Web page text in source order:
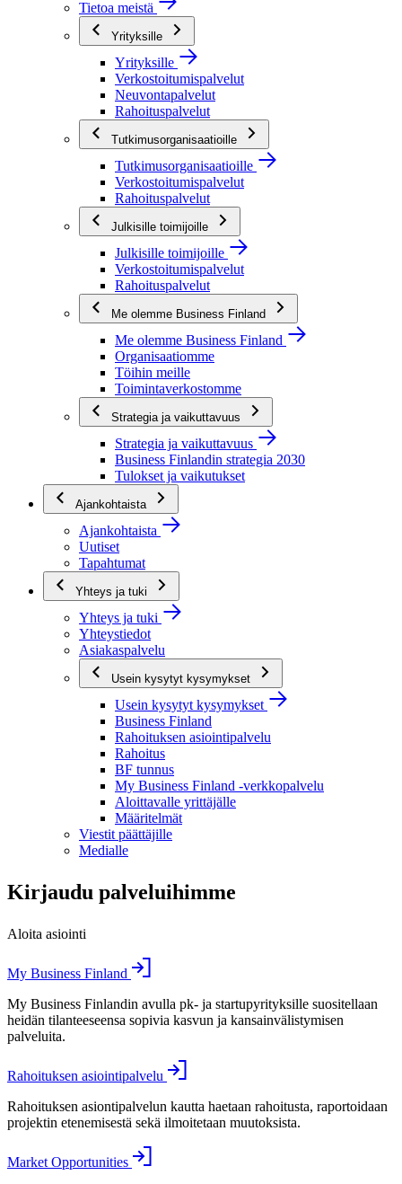
Tietoa meistä
Yrityksille
Yrityksille
Verkostoitumispalvelut
Neuvontapalvelut
Rahoituspalvelut
Tutkimusorganisaatioille
Tutkimusorganisaatioille
Verkostoitumispalvelut
Rahoituspalvelut
Julkisille toimijoille
Julkisille toimijoille
Verkostoitumispalvelut
Rahoituspalvelut
Me olemme Business Finland
Me olemme Business Finland
Organisaatiomme
Töihin meille
Toimintaverkostomme
Strategia ja vaikuttavuus
Strategia ja vaikuttavuus
Business Finlandin strategia 2030
Tulokset ja vaikutukset
Ajankohtaista
Ajankohtaista
Uutiset
Tapahtumat
Yhteys ja tuki
Yhteys ja tuki
Yhteystiedot
Asiakaspalvelu
Usein kysytyt kysymykset
Usein kysytyt kysymykset
Business Finland
Rahoituksen asiointipalvelu
Rahoitus
BF tunnus
My Business Finland -verkkopalvelu
Aloittavalle yrittäjälle
Määritelmät
Viestit päättäjille
Medialle
Kirjaudu palveluihimme
Aloita asiointi
My Business Finland
My Business Finlandin avulla pk- ja startupyrityksille suositellaan
heidän tilanteeseensa sopivia kasvun ja kansainvälistymisen
palveluita.
Rahoituksen asiointipalvelu
Rahoituksen asiontipalvelun kautta haetaan rahoitusta, raportoidaan
projektin etenemisestä sekä ilmoitetaan muutoksista.
Market Opportunities